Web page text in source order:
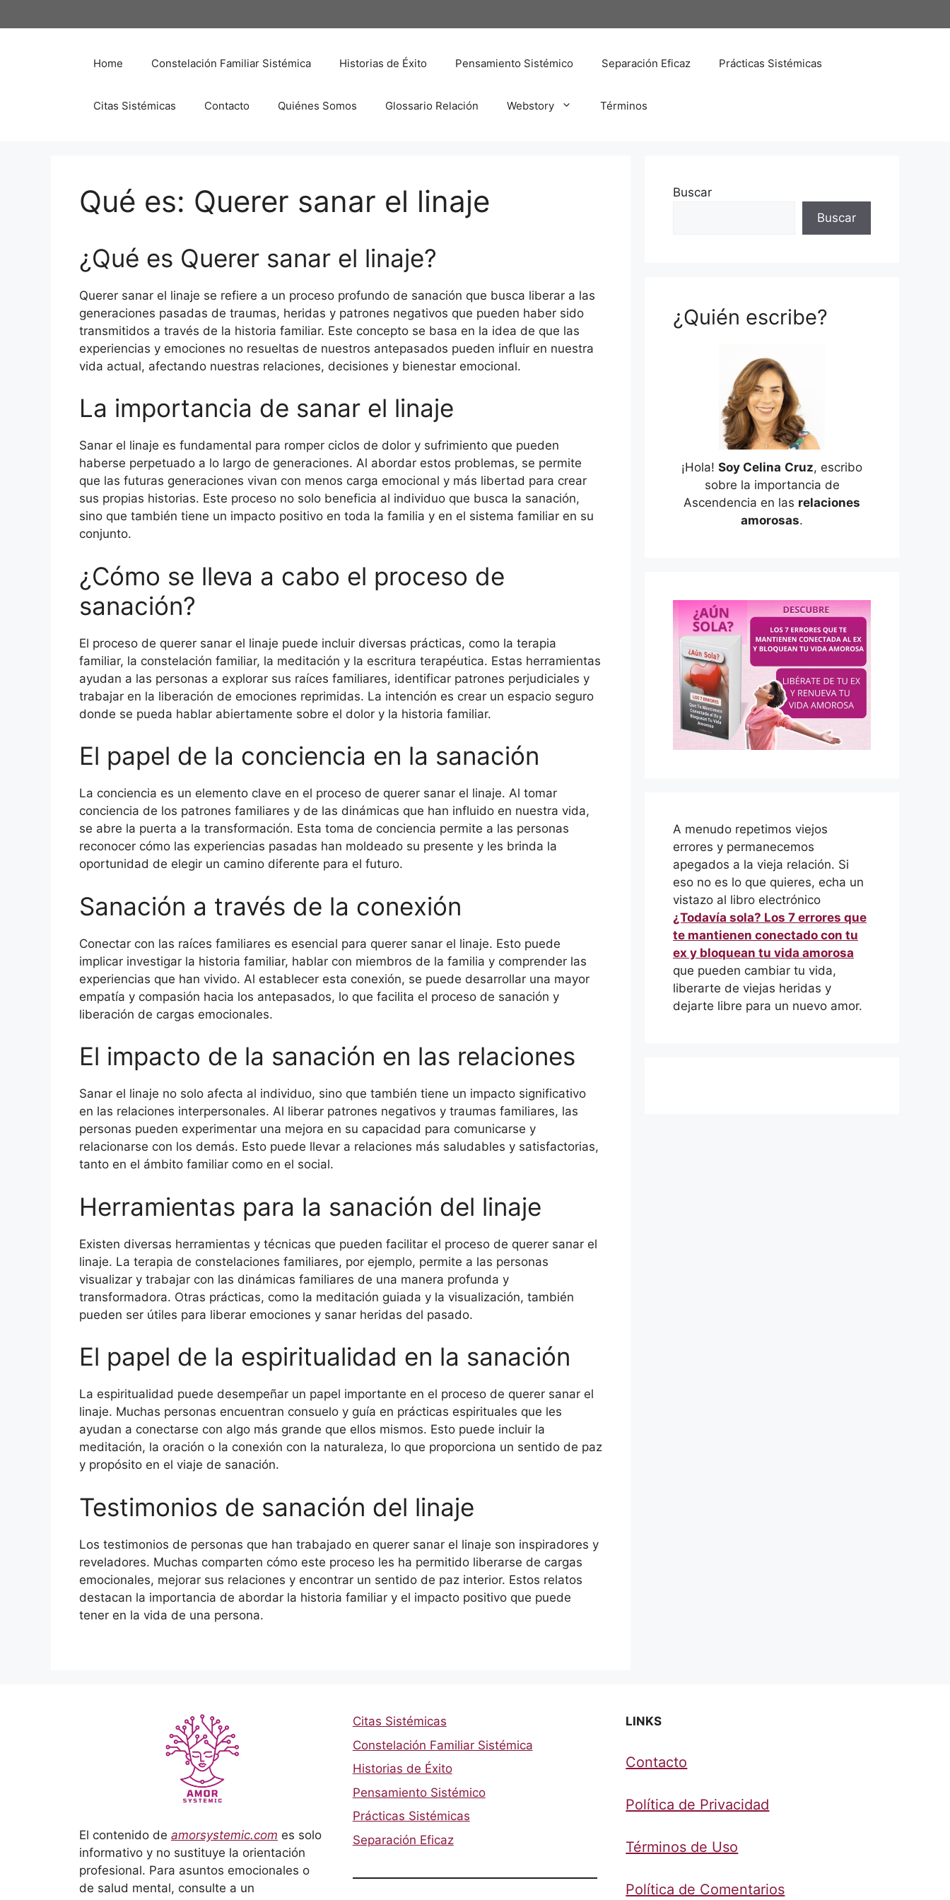
al
Home Constelación Familiar Sistémica Historias de Éxito Pensamiento Sistémico Separación Eficaz Prácticas Sistémicas
Citas Sistémicas Contacto Quiénes Somos Glossario Relación Webstory Términos
Qué es: Querer sanar el linaje
¿Qué es Querer sanar el linaje?
Querer sanar el linaje se refiere a un proceso profundo de sanación que busca liberar a las
generaciones pasadas de traumas, heridas y patrones negativos que pueden haber sido
transmitidos a través de la historia familiar. Este concepto se basa en la idea de que las
experiencias y emociones no resueltas de nuestros antepasados pueden influir en nuestra
vida actual, afectando nuestras relaciones, decisiones y bienestar emocional.
La importancia de sanar el linaje
Sanar el linaje es fundamental para romper ciclos de dolor y sufrimiento que pueden
haberse perpetuado a lo largo de generaciones. Al abordar estos problemas, se permite
que las futuras generaciones vivan con menos carga emocional y más libertad para crear
sus propias historias. Este proceso no solo beneficia al individuo que busca la sanación,
sino que también tiene un impacto positivo en toda la familia y en el sistema familiar en su
conjunto.
¿Cómo se lleva a cabo el proceso de
sanación?
El proceso de querer sanar el linaje puede incluir diversas prácticas, como la terapia
familiar, la constelación familiar, la meditación y la escritura terapéutica. Estas herramientas
ayudan a las personas a explorar sus raíces familiares, identificar patrones perjudiciales y
trabajar en la liberación de emociones reprimidas. La intención es crear un espacio seguro
donde se pueda hablar abiertamente sobre el dolor y la historia familiar.
El papel de la conciencia en la sanación
La conciencia es un elemento clave en el proceso de querer sanar el linaje. Al tomar
conciencia de los patrones familiares y de las dinámicas que han influido en nuestra vida,
se abre la puerta a la transformación. Esta toma de conciencia permite a las personas
reconocer cómo las experiencias pasadas han moldeado su presente y les brinda la
oportunidad de elegir un camino diferente para el futuro.
Sanación a través de la conexión
Conectar con las raíces familiares es esencial para querer sanar el linaje. Esto puede
implicar investigar la historia familiar, hablar con miembros de la familia y comprender las
experiencias que han vivido. Al establecer esta conexión, se puede desarrollar una mayor
empatía y compasión hacia los antepasados, lo que facilita el proceso de sanación y
liberación de cargas emocionales.
El impacto de la sanación en las relaciones
Sanar el linaje no solo afecta al individuo, sino que también tiene un impacto significativo
en las relaciones interpersonales. Al liberar patrones negativos y traumas familiares, las
personas pueden experimentar una mejora en su capacidad para comunicarse y
relacionarse con los demás. Esto puede llevar a relaciones más saludables y satisfactorias,
tanto en el ámbito familiar como en el social.
Herramientas para la sanación del linaje
Existen diversas herramientas y técnicas que pueden facilitar el proceso de querer sanar el
linaje. La terapia de constelaciones familiares, por ejemplo, permite a las personas
visualizar y trabajar con las dinámicas familiares de una manera profunda y
transformadora. Otras prácticas, como la meditación guiada y la visualización, también
pueden ser útiles para liberar emociones y sanar heridas del pasado.
El papel de la espiritualidad en la sanación
La espiritualidad puede desempeñar un papel importante en el proceso de querer sanar el
linaje. Muchas personas encuentran consuelo y guía en prácticas espirituales que les
ayudan a conectarse con algo más grande que ellos mismos. Esto puede incluir la
meditación, la oración o la conexión con la naturaleza, lo que proporciona un sentido de paz
y propósito en el viaje de sanación.
Testimonios de sanación del linaje
Los testimonios de personas que han trabajado en querer sanar el linaje son inspiradores y
reveladores. Muchas comparten cómo este proceso les ha permitido liberarse de cargas
emocionales, mejorar sus relaciones y encontrar un sentido de paz interior. Estos relatos
destacan la importancia de abordar la historia familiar y el impacto positivo que puede
tener en la vida de una persona.
Buscar
Buscar
¿Quién escribe?
¡Hola! Soy Celina Cruz, escribo
sobre la importancia de
Ascendencia en las relaciones
amorosas.
A menudo repetimos viejos
errores y permanecemos
apegados a la vieja relación. Si
eso no es lo que quieres, echa un
vistazo al libro electrónico
¿Todavía sola? Los 7 errores que
te mantienen conectado con tu
ex y bloquean tu vida amorosa
que pueden cambiar tu vida,
liberarte de viejas heridas y
dejarte libre para un nuevo amor.
El contenido de amorsystemic.com es solo
informativo y no sustituye la orientación
profesional. Para asuntos emocionales o
de salud mental, consulte a un
Citas Sistémicas
Constelación Familiar Sistémica
Historias de Éxito
Pensamiento Sistémico
Prácticas Sistémicas
Separación Eficaz
LINKS
Contacto
Política de Privacidad
Términos de Uso
Política de Comentarios